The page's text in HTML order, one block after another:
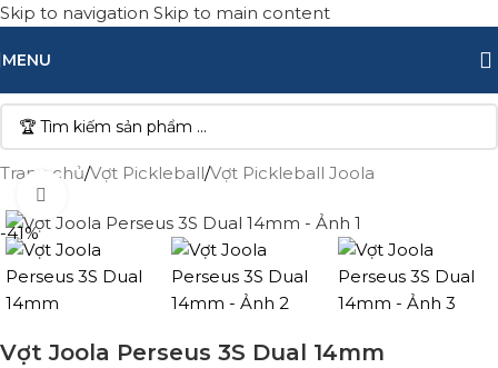
Skip to navigation Skip to main content
MENU
Trang chủ/Vợt Pickleball/Vợt Pickleball Joola
-41%
Vợt Joola Perseus 3S Dual 14mm